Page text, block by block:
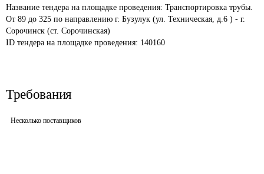
Название тендера на площадке проведения: Транспортировка трубы.
От 89 до 325 по направлению г. Бузулук (ул. Техническая, д.6 ) - г.
Сорочинск (ст. Сорочинская)
ID тендера на площадке проведения: 140160
Требования
Несколько поставщиков